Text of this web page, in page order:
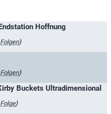
Hoffnung
)
)
Buckets Ultradimensional
Folge)